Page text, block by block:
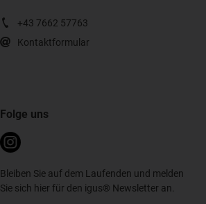
+43 7662 57763
Kontaktformular
Folge uns
Bleiben Sie auf dem Laufenden und melden
Sie sich hier für den igus® Newsletter an.